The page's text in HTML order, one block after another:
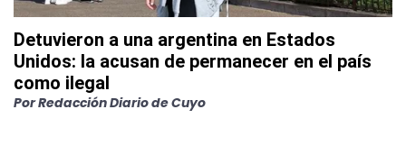
Detuvieron a una argentina en Estados
Unidos: la acusan de permanecer en el país
como ilegal
PorRedacción Diario de Cuyo